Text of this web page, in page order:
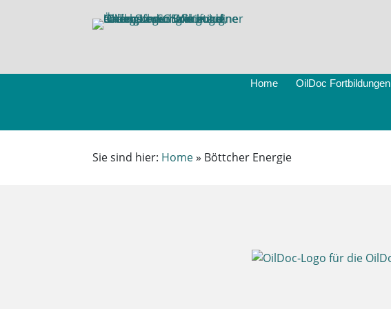
Home OilDoc Fortbildungen
Sie sind hier: Home» Böttcher Energie